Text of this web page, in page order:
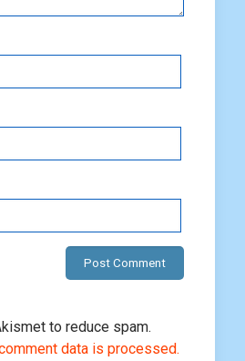
to reduce spam.
data is processed.